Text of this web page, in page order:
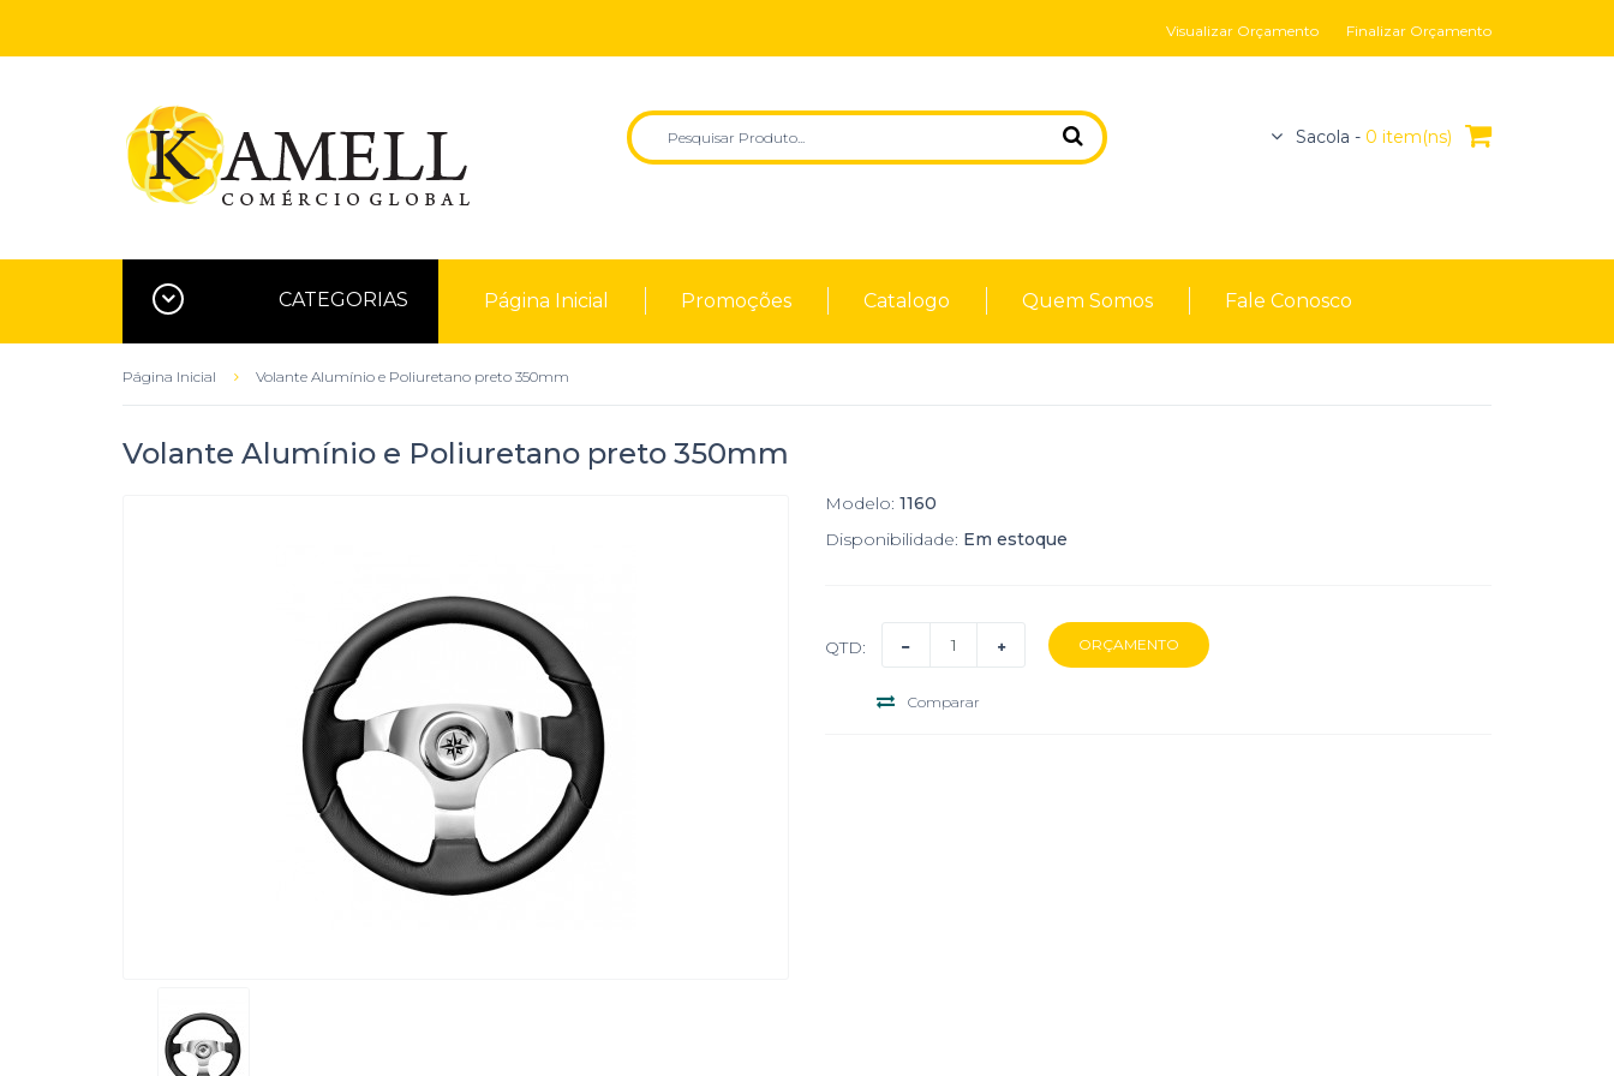
Visualizar Orçamento Finalizar Orçamento
Sacola - 0 item(ns)
CATEGORIAS Página Inicial Promoções Catalogo Quem Somos Fale Conosco
Página Inicial Volante Alumínio e Poliuretano preto 350mm
Volante Alumínio e Poliuretano preto 350mm
Modelo: 1160
Disponibilidade: Em estoque
QTD:
Comparar